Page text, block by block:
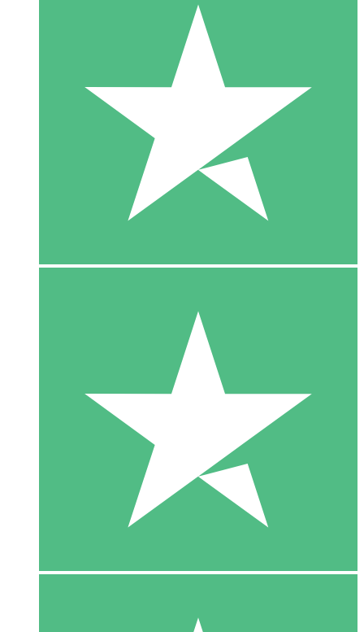
10 Downloads
20 00